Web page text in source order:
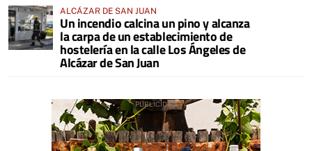
ALCÁZAR DE SAN JUAN
Un incendio calcina un pino y alcanza
la carpa de un establecimiento de
hostelería en la calle Los Ángeles de
Alcázar de San Juan